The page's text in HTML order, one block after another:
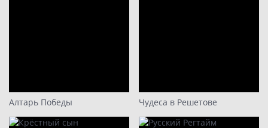
Алтарь Победы Чудеса в Решетове